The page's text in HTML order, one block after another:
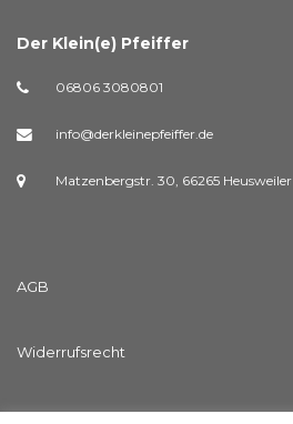
Der Klein(e) Pfeiffer
06806 3080801
info@derkleinepfeiffer.de
Matzenbergstr. 30, 66265 Heusweiler
AGB
Widerrufsrecht
Streitschlichtungsvorlage